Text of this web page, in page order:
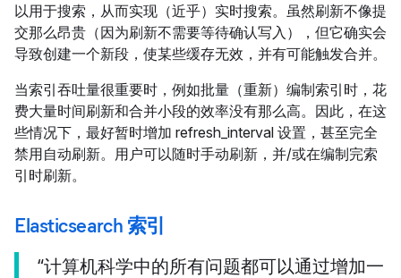
以用于搜索，从而实现（近乎）实时搜索。虽然刷新不像提
交那么昂贵（因为刷新不需要等待确认写入），但它确实会
导致创建一个新段，使某些缓存无效，并有可能触发合并。
当索引吞吐量很重要时，例如批量（重新）编制索引时，花
费大量时间刷新和合并小段的效率没有那么高。因此，在这
些情况下，最好暂时增加 refresh_interval 设置，甚至完全
禁用自动刷新。用户可以随时手动刷新，并/或在编制完索
引时刷新。
Elasticsearch 索引
“计算机科学中的所有问题都可以通过增加一